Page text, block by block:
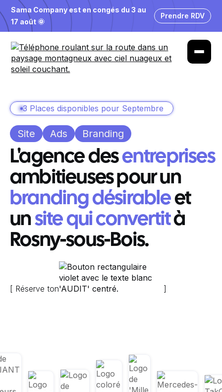
Sama Company est en congés du 3 au
17 août 🌞
Prendre RDV
3 Places disponibles pour Septembre
Site Ads Branding
L'agence desmarques
ambitieuses pour un
branding désirableet
unsite qui convertità
Rosny-sous-Bois.
[ Réserve ton ]